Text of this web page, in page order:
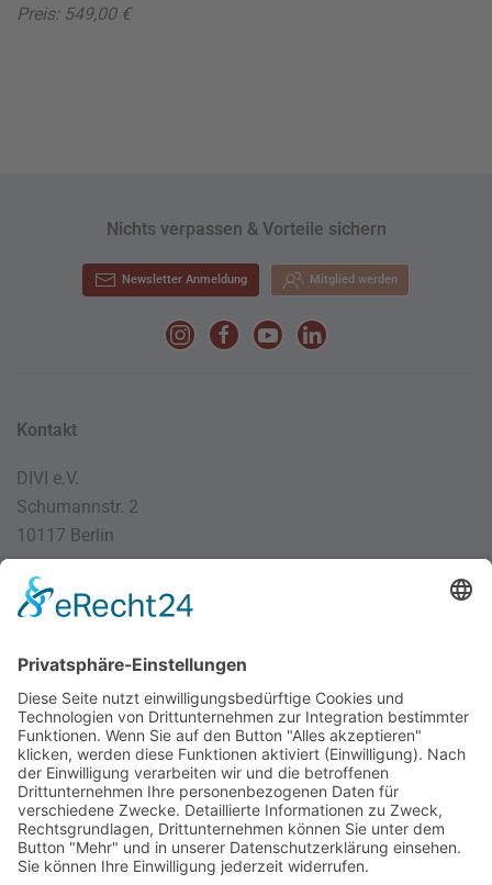
Preis: 549,00 €
Nichts verpassen & Vorteile sichern
Newsletter Anmeldung Mitglied werden
Kontakt
DIVI e.V.
Schumannstr. 2
10117 Berlin
030 / 4000 56 32
Imprint
Datenschutz
Impressum
AGB
Cookie Settings